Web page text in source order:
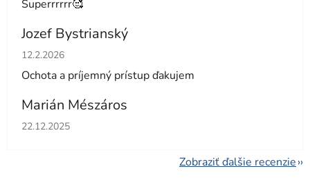
Superrrrrr🥰
Jozef Bystrianský
Hodnotenie obchodu je 5 z 5 hviezdičiek.
12.2.2026
Ochota a príjemný prístup ďakujem
Marián Mészáros
Hodnotenie obchodu je 5 z 5 hviezdičiek.
22.12.2025
Zobraziť ďalšie recenzie